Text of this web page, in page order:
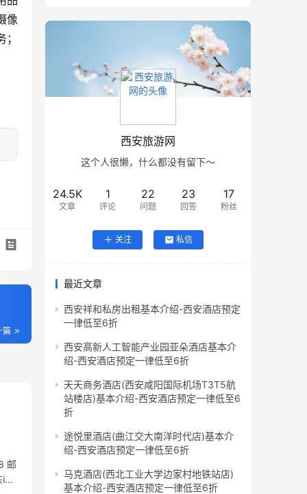
像
篇
邮
立
西安旅游网
这个人很懒，什么都没有留下～
24.5K
文章
1
评论
22
问题
23
回答
17
粉丝
关注 私信
最近文章
西安祥和私房出租基本介绍-西安酒店预定
一律低至6折
西安高新人工智能产业园亚朵酒店基本介
绍-西安酒店预定一律低至6折
天天商务酒店(西安咸阳国际机场T3T5航
站楼店)基本介绍-西安酒店预定一律低至6
折
途悦里酒店(曲江交大南洋时代店)基本介
绍-西安酒店预定一律低至6折
马克酒店(西北工业大学边家村地铁站店)
基本介绍-西安酒店预定一律低至6折